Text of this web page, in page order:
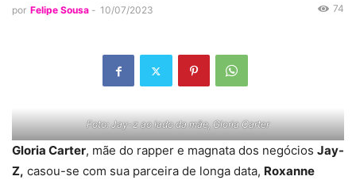
por Felipe Sousa - 10/07/2023 74
Foto: Jay-z ao lado da mãe, Gloria Carter
Gloria Carter, mãe do rapper e magnata dos negócios Jay-
Z, casou-se com sua parceira de longa data, Roxanne